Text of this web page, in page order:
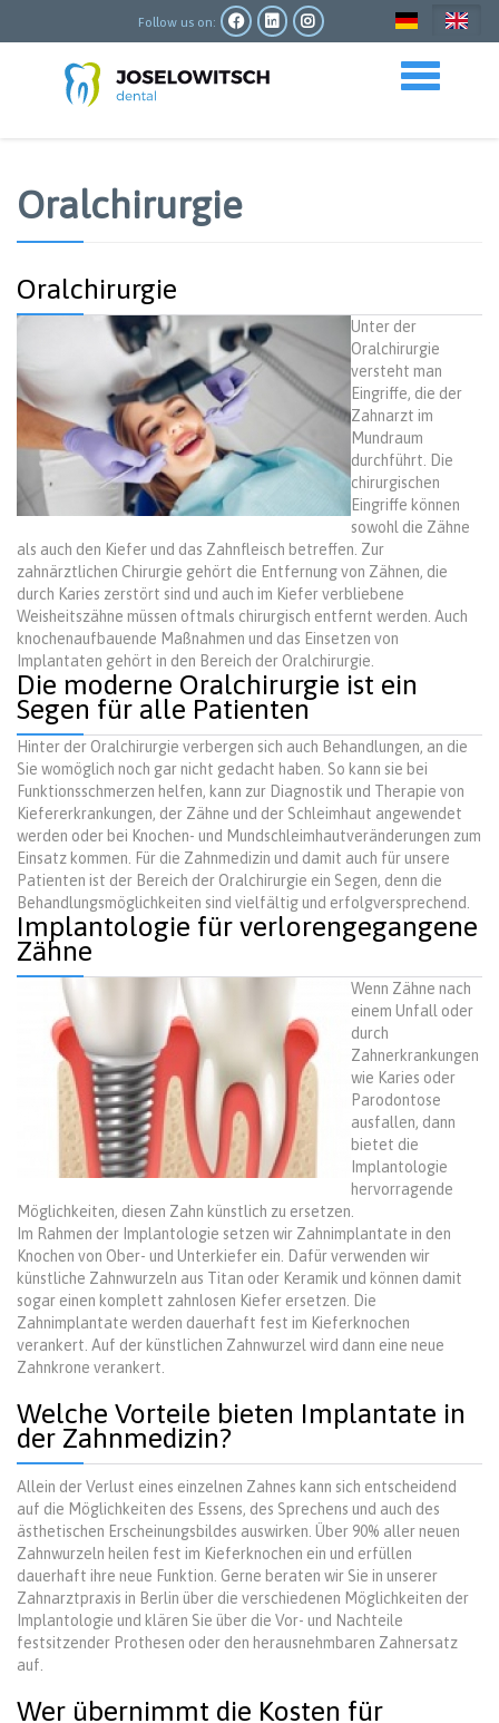
main
Follow us on:
Toggle navigation
Oralchirurgie
Oralchirurgie
Unter der
Oralchirurgie
versteht man
Eingriffe, die der
Zahnarzt im
Mundraum
durchführt. Die
chirurgischen
Eingriffe können
sowohl die Zähne
als auch den Kiefer und das Zahnfleisch betreffen. Zur
zahnärztlichen Chirurgie gehört die Entfernung von Zähnen, die
durch Karies zerstört sind und auch im Kiefer verbliebene
Weisheitszähne müssen oftmals chirurgisch entfernt werden. Auch
knochenaufbauende Maßnahmen und das Einsetzen von
Implantaten gehört in den Bereich der Oralchirurgie.
Die moderne Oralchirurgie ist ein
Segen für alle Patienten
Hinter der Oralchirurgie verbergen sich auch Behandlungen, an die
Sie womöglich noch gar nicht gedacht haben. So kann sie bei
Funktionsschmerzen helfen, kann zur Diagnostik und Therapie von
Kiefererkrankungen, der Zähne und der Schleimhaut angewendet
werden oder bei Knochen- und Mundschleimhautveränderungen zum
Einsatz kommen. Für die Zahnmedizin und damit auch für unsere
Patienten ist der Bereich der Oralchirurgie ein Segen, denn die
Behandlungsmöglichkeiten sind vielfältig und erfolgversprechend.
Implantologie für verlorengegangene
Zähne
Wenn Zähne nach
einem Unfall oder
durch
Zahnerkrankungen
wie Karies oder
Parodontose
ausfallen, dann
bietet die
Implantologie
hervorragende
Möglichkeiten, diesen Zahn künstlich zu ersetzen.
Im Rahmen der Implantologie setzen wir Zahnimplantate in den
Knochen von Ober- und Unterkiefer ein. Dafür verwenden wir
künstliche Zahnwurzeln aus Titan oder Keramik und können damit
sogar einen komplett zahnlosen Kiefer ersetzen. Die
Zahnimplantate werden dauerhaft fest im Kieferknochen
verankert. Auf der künstlichen Zahnwurzel wird dann eine neue
Zahnkrone verankert.
Welche Vorteile bieten Implantate in
der Zahnmedizin?
Allein der Verlust eines einzelnen Zahnes kann sich entscheidend
auf die Möglichkeiten des Essens, des Sprechens und auch des
ästhetischen Erscheinungsbildes auswirken. Über 90% aller neuen
Zahnwurzeln heilen fest im Kieferknochen ein und erfüllen
dauerhaft ihre neue Funktion. Gerne beraten wir Sie in unserer
Zahnarztpraxis in Berlin über die verschiedenen Möglichkeiten der
Implantologie und klären Sie über die Vor- und Nachteile
festsitzender Prothesen oder den herausnehmbaren Zahnersatz
auf.
Wer übernimmt die Kosten für